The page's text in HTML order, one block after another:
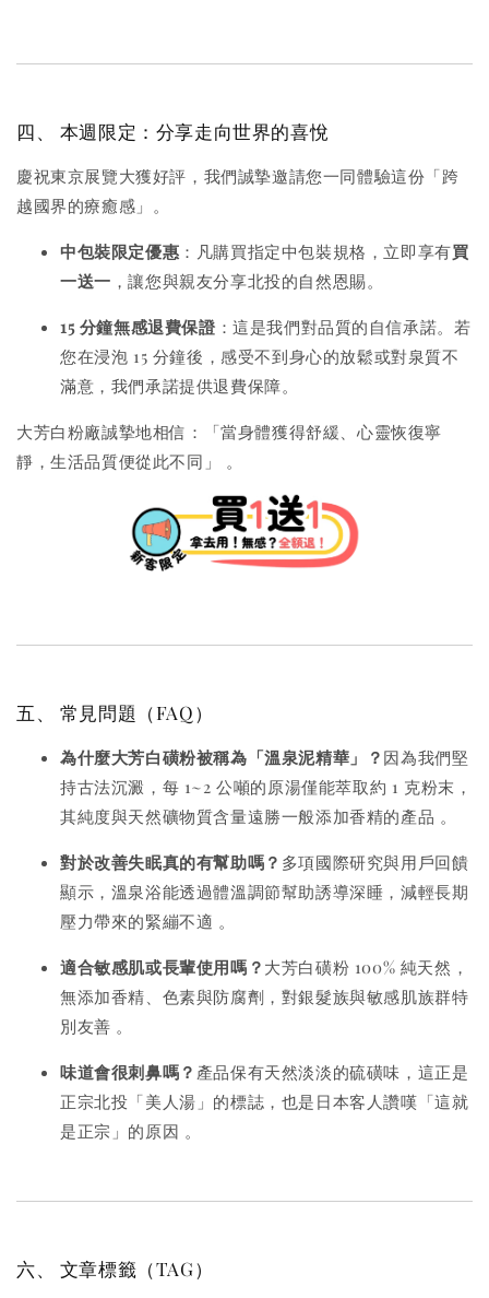
四、 本週限定：分享走向世界的喜悅
慶祝東京展覽大獲好評，我們誠摯邀請您一同體驗這份「跨
越國界的療癒感」。
中包裝限定優惠 ：凡購買指定中包裝規格，立即享有買
一送一 ，讓您與親友分享北投的自然恩賜。
15 分鐘無感退費保證 ：這是我們對品質的自信承諾。若
您在浸泡 15 分鐘後，感受不到身心的放鬆或對泉質不
滿意，我們承諾提供退費保障。
大芳白粉廠誠摯地相信：「當身體獲得舒緩、心靈恢復寧
靜，生活品質便從此不同」 。
五、 常見問題（FAQ）
為什麼大芳白磺粉被稱為「溫泉泥精華」？ 因為我們堅
持古法沉澱，每 1~2 公噸的原湯僅能萃取約 1 克粉末，
其純度與天然礦物質含量遠勝一般添加香精的產品 。
對於改善失眠真的有幫助嗎？ 多項國際研究與用戶回饋
顯示，溫泉浴能透過體溫調節幫助誘導深睡，減輕長期
壓力帶來的緊繃不適 。
適合敏感肌或長輩使用嗎？ 大芳白磺粉 100% 純天然，
無添加香精、色素與防腐劑，對銀髮族與敏感肌族群特
別友善 。
味道會很刺鼻嗎？ 產品保有天然淡淡的硫磺味，這正是
正宗北投「美人湯」的標誌，也是日本客人讚嘆「這就
是正宗」的原因 。
六、 文章標籤（TAG）